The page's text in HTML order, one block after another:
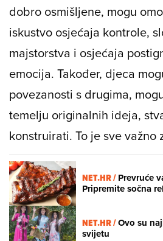
dobro osmišljene, mogu
iskustvo osjećaja kontrole,
majstorstva i osjećaja
emocija. Također, djeca
povezanosti s drugima,
temelju originalnih ideja,
konstruirati. To je sve važno
NET.HR /Prevruće
Pripremite sočna
NET.HR /Ovo su
svijetu